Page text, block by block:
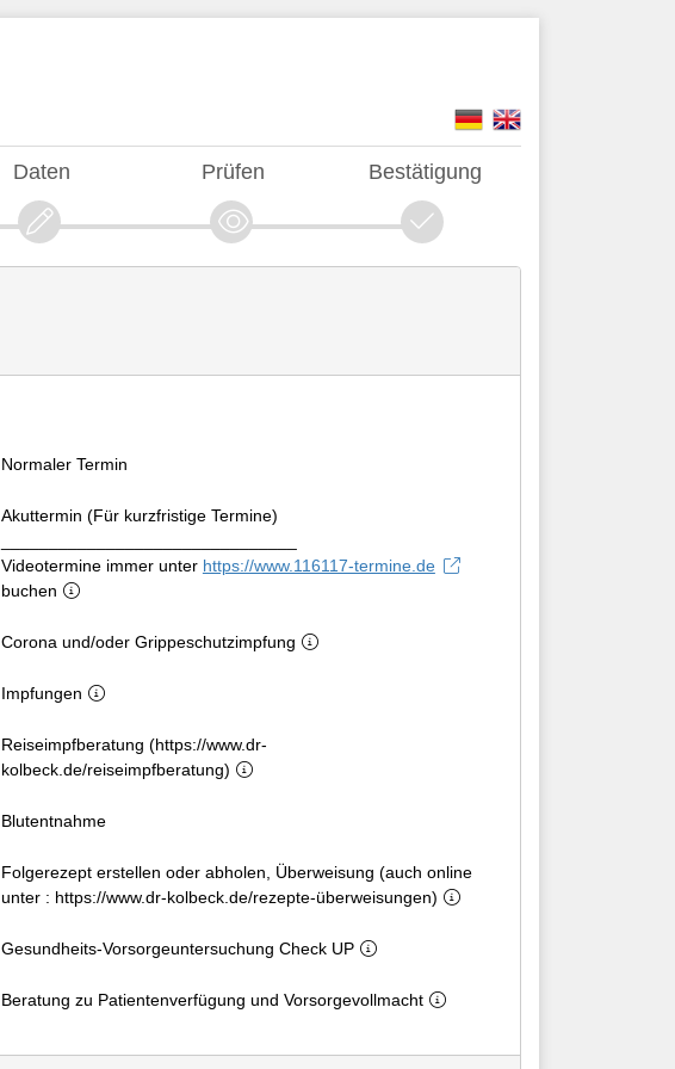
Daten Prüfen Bestätigung
Normaler Termin
Akuttermin (Für kurzfristige Termine)
Videotermine immer unter https://www.116117-termine.de
buchen
Corona und/oder Grippeschutzimpfung
Impfungen
Reiseimpfberatung (https://www.dr-
kolbeck.de/reiseimpfberatung)
Blutentnahme
Folgerezept erstellen oder abholen, Überweisung (auch online
unter : https://www.dr-kolbeck.de/rezepte-überweisungen)
Gesundheits-Vorsorgeuntersuchung Check UP
Beratung zu Patientenverfügung und Vorsorgevollmacht